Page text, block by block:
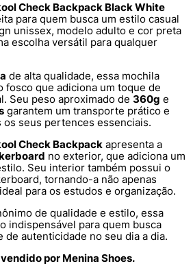
Check Backpack Black White
para quem busca um estilo casual
unissex, modelo adulto e cor preta
escolha versátil para qualquer
de alta qualidade, essa mochila
fosco que adiciona um toque de
Seu peso aproximado de 360g e
garantem um transporte prático e
seus pertences essenciais.
Check Backpack apresenta a
no exterior, que adiciona um
Seu interior também possui o
tornando-a não apenas
para os estudos e organização.
de qualidade e estilo, essa
indispensável para quem busca
de autenticidade no seu dia a dia.
por Menina Shoes.